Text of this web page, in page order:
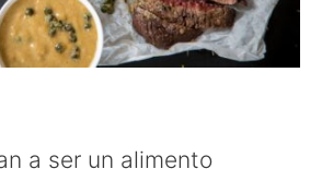
a ser un alimento